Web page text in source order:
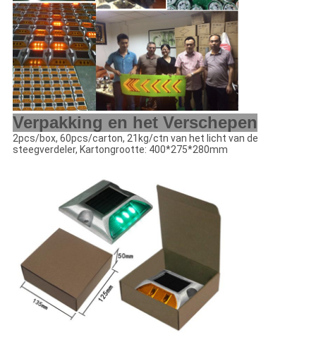
Verpakking en het Verschepen
2pcs/box, 60pcs/carton, 21kg/ctn van het licht van de
steegverdeler, Kartongrootte: 400*275*280mm